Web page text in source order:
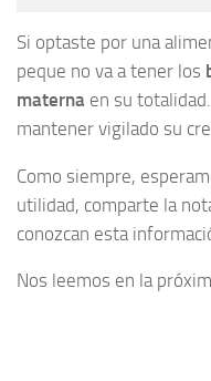
Si optaste por una
peque no va a tener los
materna en su
mantener vigilado su
Como siempre,
utilidad, comparte la
conozcan esta
Nos leemos en la